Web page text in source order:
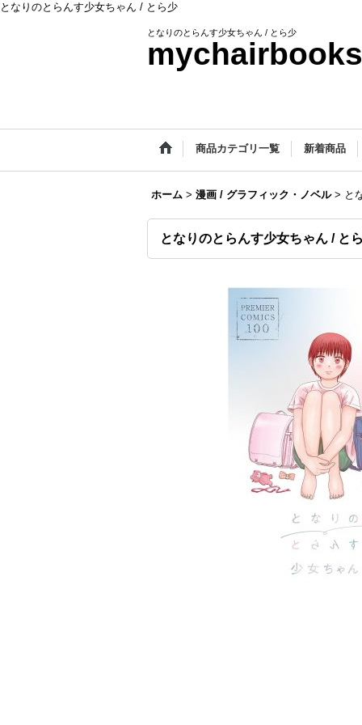
となりのとらんす少女ちゃん / とら少
となりのとらんす少女ちゃん / とら少
mychairbooks
商品カテゴリ一覧 新着商品
ホーム > 漫画 / グラフィック・ノベル > と
となりのとらんす少女ちゃん / と